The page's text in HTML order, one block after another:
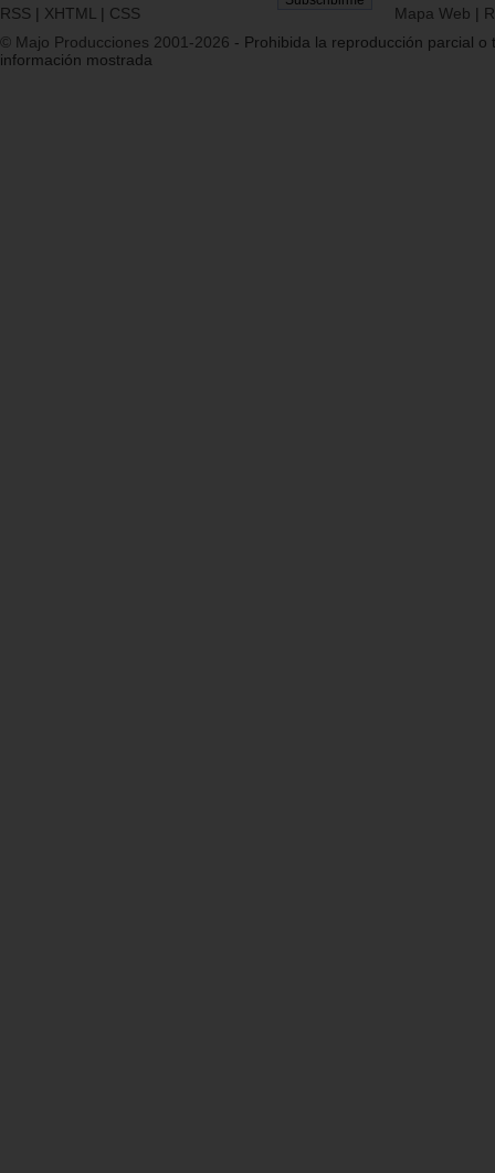
RSS | XHTML | CSS Mapa Web |
© Majo Producciones 2001-2026 - Prohibida la reproducción parcial o
información mostrada